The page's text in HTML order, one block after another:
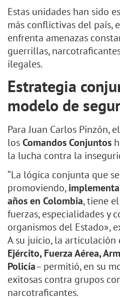
Estas unidades han sido
más conflictivas del país,
enfrenta amenazas
guerrillas,
ilegales.
Estrategia
modelo de
Para Juan Carlos Pinzón,
losComandos Conjuntos
la lucha contra la
“La lógica conjunta que
promoviendo,
años en Colombia, tiene
fuerzas, especialidades y
organismos del Estado»,
A su juicio, la articulación
Ejército, Fuerza Aérea,
Policía– permitió, en su
exitosas contra grupos
narcotraficantes.